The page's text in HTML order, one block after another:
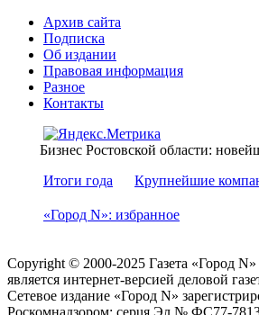
Архив сайта
Подписка
Об издании
Правовая информация
Разное
Контакты
Бизнес Ростовской области:
Итоги года
Крупнейшие
«Город N»: избранное
Copyright © 2000-2025 Газета «Город
является интернет-версией деловой
Сетевое издание «Город N»
Роскомнадзором: серuя Эл № ФС77-